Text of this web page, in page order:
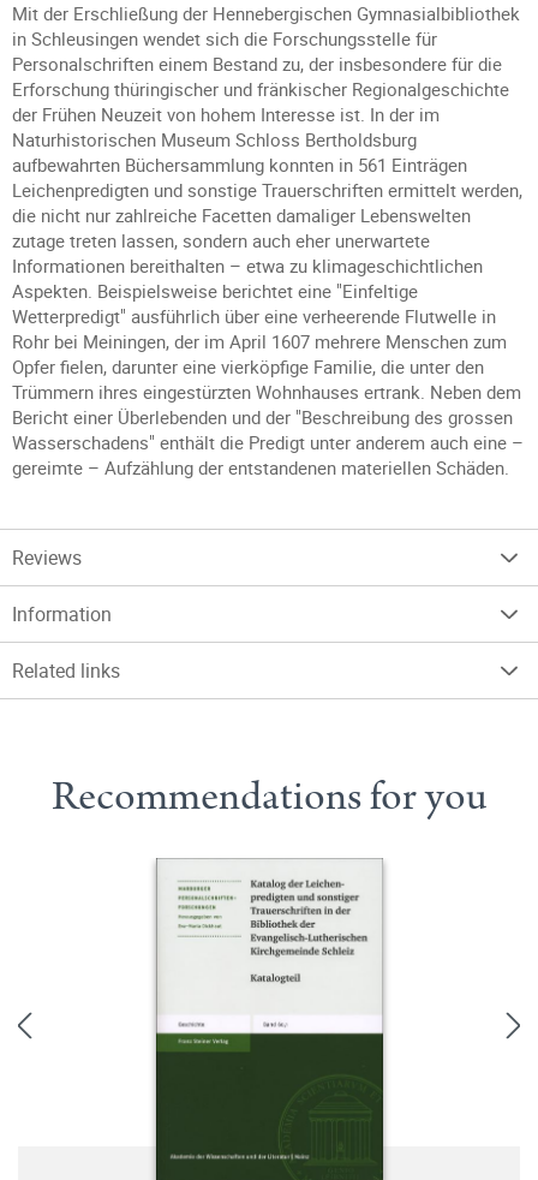
Mit der Erschließung der Hennebergischen Gymnasialbibliothek
in Schleusingen wendet sich die Forschungsstelle für
Personalschriften einem Bestand zu, der insbesondere für die
Erforschung thüringischer und fränkischer Regionalgeschichte
der Frühen Neuzeit von hohem Interesse ist. In der im
Naturhistorischen Museum Schloss Bertholdsburg
aufbewahrten Büchersammlung konnten in 561 Einträgen
Leichenpredigten und sonstige Trauerschriften ermittelt werden,
die nicht nur zahlreiche Facetten damaliger Lebenswelten
zutage treten lassen, sondern auch eher unerwartete
Informationen bereithalten – etwa zu klimageschichtlichen
Aspekten. Beispielsweise berichtet eine "Einfeltige
Wetterpredigt" ausführlich über eine verheerende Flutwelle in
Rohr bei Meiningen, der im April 1607 mehrere Menschen zum
Opfer fielen, darunter eine vierköpfige Familie, die unter den
Trümmern ihres eingestürzten Wohnhauses ertrank. Neben dem
Bericht einer Überlebenden und der "Beschreibung des grossen
Wasserschadens" enthält die Predigt unter anderem auch eine –
gereimte – Aufzählung der entstandenen materiellen Schäden.
Reviews
Information
Related links
Recommendations for you